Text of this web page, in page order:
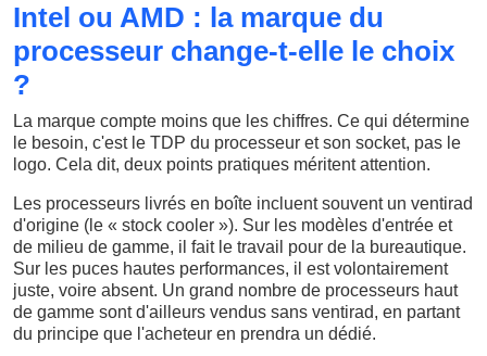
Intel ou AMD : la marque du
processeur change-t-elle le choix
?
La marque compte moins que les chiffres. Ce qui détermine
le besoin, c'est le TDP du processeur et son socket, pas le
logo. Cela dit, deux points pratiques méritent attention.
Les processeurs livrés en boîte incluent souvent un ventirad
d'origine (le « stock cooler »). Sur les modèles d'entrée et
de milieu de gamme, il fait le travail pour de la bureautique.
Sur les puces hautes performances, il est volontairement
juste, voire absent. Un grand nombre de processeurs haut
de gamme sont d'ailleurs vendus sans ventirad, en partant
du principe que l'acheteur en prendra un dédié.